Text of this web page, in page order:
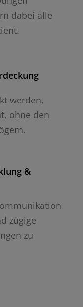
dabei alle
werden,
ohne den
&
zügige
zu